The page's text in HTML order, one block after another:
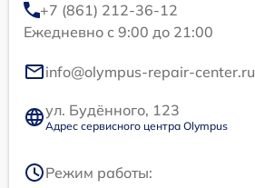
+7 (861) 212-36-12
Ежедневно с 9:00 до 21:00
info@olympus-repair-center.ru
ул. Будённого, 123
Адрес сервисного центра Olympus
Режим работы: